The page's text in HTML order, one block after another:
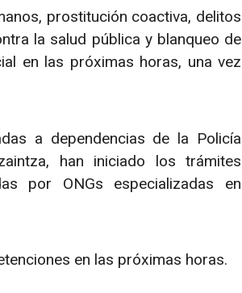
prostitución coactiva, delitos
la salud pública y blanqueo de
en las próximas horas, una vez
a dependencias de la Policía
han iniciado los trámites
por ONGs especializadas en
en las próximas horas.